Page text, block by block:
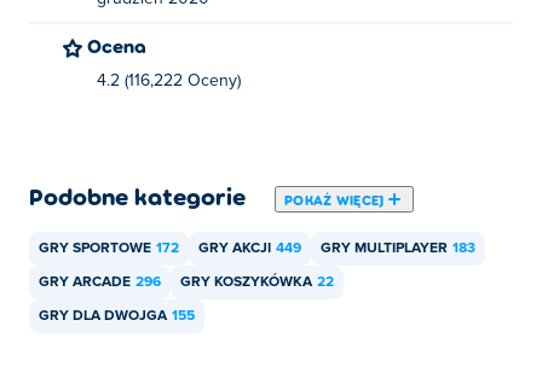
Ocena
4.2 (116,222 Oceny)
Podobne kategorie POKAŻ WIĘCEJ
GRY SPORTOWE 172 GRY AKCJI 449 GRY MULTIPLAYER 183
GRY ARCADE 296 GRY KOSZYKÓWKA 22
GRY DLA DWOJGA 155